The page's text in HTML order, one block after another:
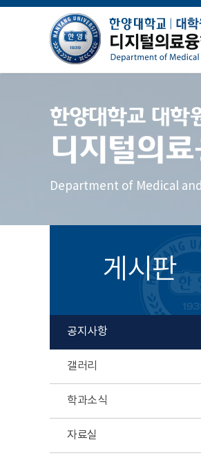
한양대학교 대학
디지털의
Department of Medical
게시판
공지사항
갤러리
학과소식
자료실